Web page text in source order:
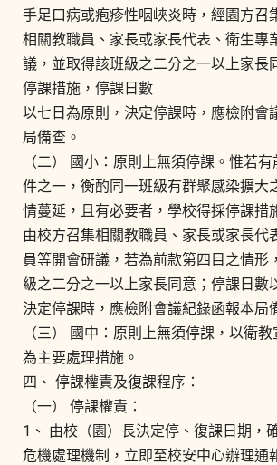
手足口病或疱疹性咽峽炎時，經園方召
相關教職員、家長或家長代表、衛生專
議，並取得該班級之二分之一以上家長
停課措施，停課日數
以七日為原則，決定停課時，應檢附會
局備查。
（二） 國小：原則上無須停課。惟若
件之一，衡酌同一班級有群聚感染擴大
情蔓延，且有必要者，學校得採停課措
由校方召集相關教職員、家長或家長代
員等開會研議，若為前款第四目之情形
級之二分之一以上家長同意；停課日數
決定停課時，應檢附會議紀錄函報本局
（三） 國中：原則上無須停課，以衛
為主要處理措施。
四、 停課權責及復課程序：
（一） 停課權責：
1、 由校（園）長決定停、復課日期，
危機處理機制，立即至校安中心辦理通